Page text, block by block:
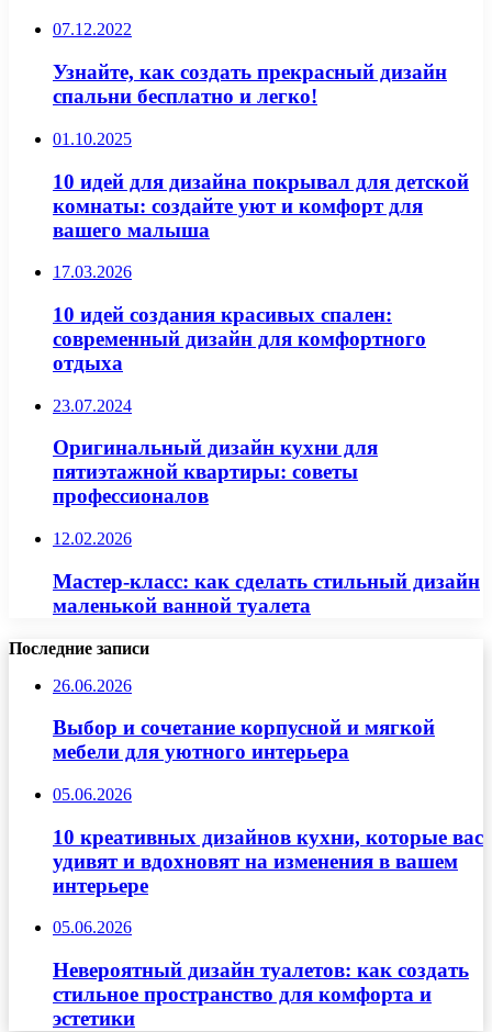
07.12.2022
Узнайте, как создать прекрасный дизайн
спальни бесплатно и легко!
01.10.2025
10 идей для дизайна покрывал для детской
комнаты: создайте уют и комфорт для
вашего малыша
17.03.2026
10 идей создания красивых спален:
современный дизайн для комфортного
отдыха
23.07.2024
Оригинальный дизайн кухни для
пятиэтажной квартиры: советы
профессионалов
12.02.2026
Мастер-класс: как сделать стильный дизайн
маленькой ванной туалета
Последние записи
26.06.2026
Выбор и сочетание корпусной и мягкой
мебели для уютного интерьера
05.06.2026
10 креативных дизайнов кухни, которые вас
удивят и вдохновят на изменения в вашем
интерьере
05.06.2026
Невероятный дизайн туалетов: как создать
стильное пространство для комфорта и
эстетики